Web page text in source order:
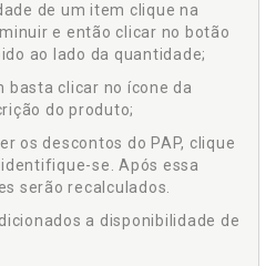
de um item clique na
e então clicar no botão
ao lado da quantidade;
basta clicar no ícone da
do produto;
os descontos do PAP, clique
se. Após essa
serão recalculados.
a disponibilidade de